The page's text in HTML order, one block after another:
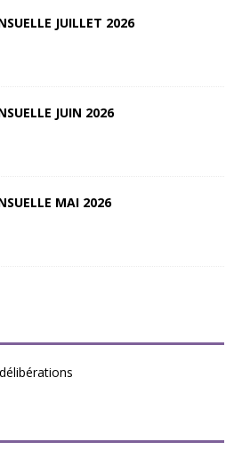
JUILLET 2026
JUIN 2026
MAI 2026